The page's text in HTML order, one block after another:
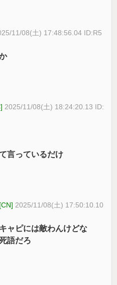
11/08(土) 17:48:56.04 ID:R5
2025/11/08(土) 18:24:20.13 ID:
言っているだけ
2025/11/08(土) 17:50:10.10
ャピには敵わんけどな
語だろ